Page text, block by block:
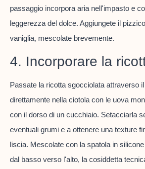
passaggio incorpora aria nell'impasto e
leggerezza del dolce. Aggiungete il
vaniglia, mescolate brevemente.
4. Incorporare la
Passate la ricotta sgocciolata attraverso
direttamente nella ciotola con le uova
con il dorso di un cucchiaio. Setacciarla
eventuali grumi e a ottenere una texture
liscia. Mescolate con la spatola in
dal basso verso l'alto, la cosiddetta